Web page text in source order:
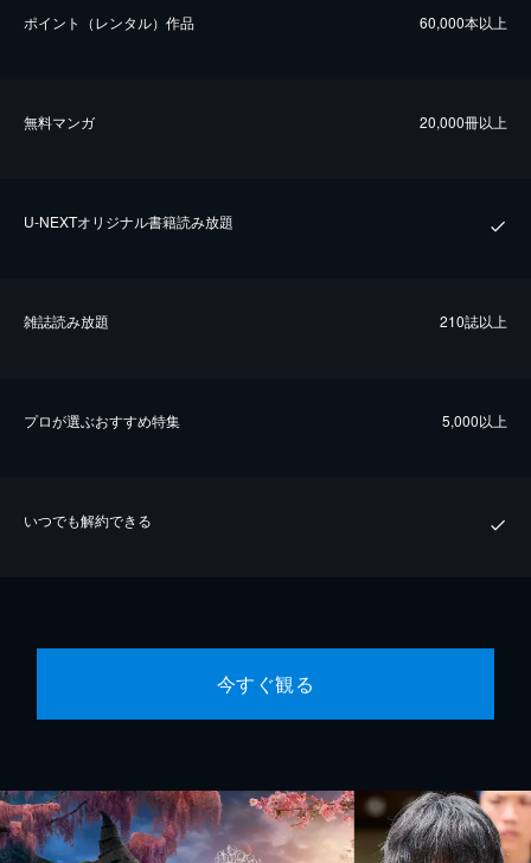
ポイント（レンタル）作品 60,000本以上
無料マンガ 20,000冊以上
U-NEXTオリジナル書籍読み放題
雑誌読み放題 210誌以上
プロが選ぶおすすめ特集 5,000以上
いつでも解約できる
今すぐ観る